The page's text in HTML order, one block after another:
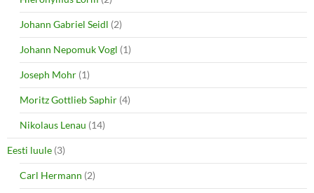
Johann Gabriel Seidl (2)
Johann Nepomuk Vogl (1)
Joseph Mohr (1)
Moritz Gottlieb Saphir (4)
Nikolaus Lenau (14)
Eesti luule (3)
Carl Hermann (2)